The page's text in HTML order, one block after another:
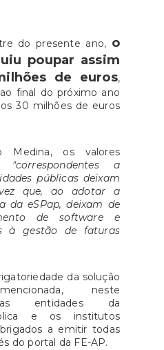
do presente ano, o
poupar assim
de euros,
final do próximo ano
30 milhões de euros
Medina, os valores
"correspondentes a
públicas deixam
que, ao adotar a
da eSPap, deixam de
de software e
à gestão de faturas
da solução
neste
entidades da
e os institutos
a emitir todas
do portal da FE-AP.